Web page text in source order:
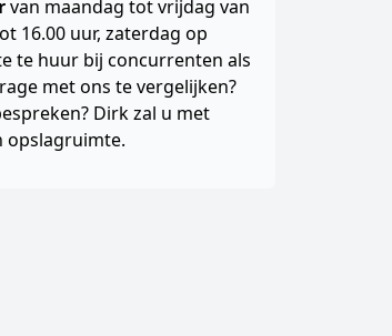
van maandag tot vrijdag van
16.00 uur, zaterdag op
te huur bij concurrenten als
met ons te vergelijken?
Dirk zal u met
opslagruimte.